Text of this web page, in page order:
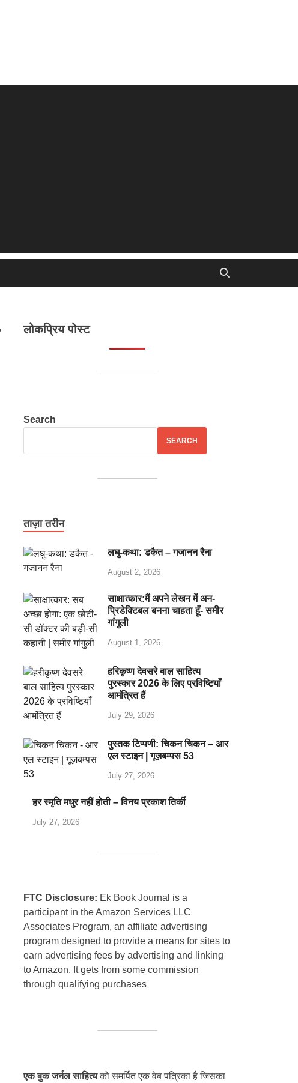
लोकप्रिय पोस्ट
Search
SEARCH
ताज़ा तरीन
लघु-कथा: डकैत – गजानन रैना
August 2, 2026
साक्षात्कार:मैं अपने लेखन में अन-
प्रिडेक्टिबल बनना चाहता हूँ- समीर
गांगुली
August 1, 2026
हरिकृष्ण देवसरे बाल साहित्य
पुरस्कार 2026 के लिए प्रविष्टियाँ
आमंत्रित हैं
July 29, 2026
पुस्तक टिप्पणी: चिकन चिकन – आर
एल स्टाइन | गूज़बम्पस 53
July 27, 2026
हर स्मृति मधुर नहीं होती – विनय प्रकाश तिर्की
July 27, 2026
FTC Disclosure: Ek Book Journal is a
participant in the Amazon Services LLC
Associates Program, an affiliate advertising
program designed to provide a means for sites to
earn advertising fees by advertising and linking
to Amazon. It gets from some commission
through qualifying purchases
एक बुक जर्नल साहित्यको समर्पित एक वेब पत्रिका है जिसका